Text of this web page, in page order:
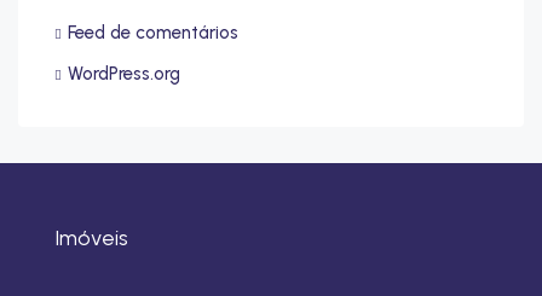
Feed de comentários
WordPress.org
Imóveis